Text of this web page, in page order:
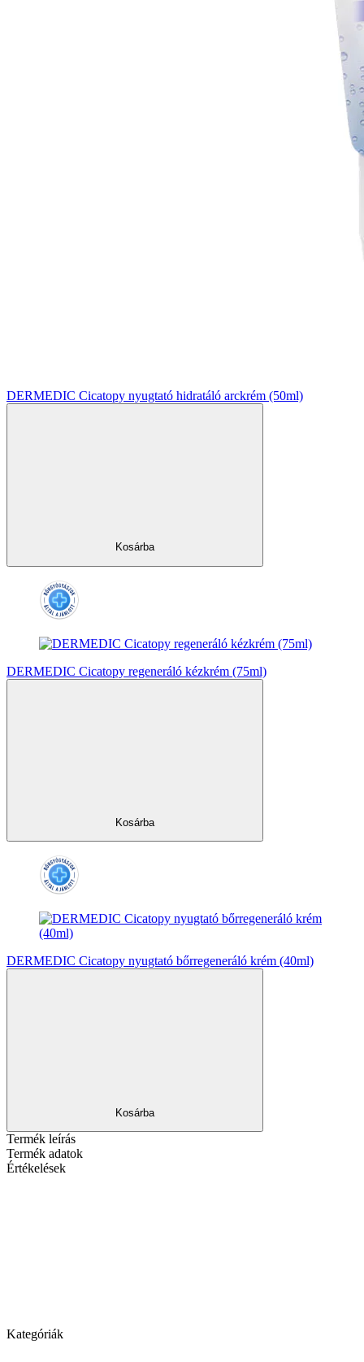
DERMEDIC Cicatopy nyugtató hidratáló arckrém (50ml)
Kosárba
DERMEDIC Cicatopy regeneráló kézkrém (75ml)
Kosárba
DERMEDIC Cicatopy nyugtató bőrregeneráló krém (40ml)
Kosárba
Termék leírás
Termék adatok
Értékelések
Kategóriák